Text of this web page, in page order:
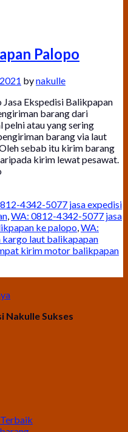
Palopo
bynakulle
Ekspedisi Balikpapan
barang dari
atau yang sering
barang via laut
sebab itu kirim barang
kirim lewat pesawat.
4342-5077 jasa expedisi
,WA: 0812-4342-5077 jasa
ke palopo,WA:
laut balikapapan
kirim motor balikpapan
Nakulle Sukses
Terbaik